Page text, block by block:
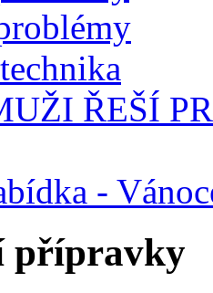
ŘEŠÍ
-
přípravky